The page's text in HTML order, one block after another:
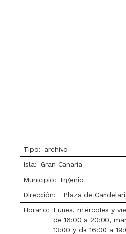
Tipo:
archivo
Isla: Gran Canaria
Municipio:
Ingenio
Dirección:
Plaza de
Horario:
Lunes, miércoles y
de 16:00 a 20:00,
13:00 y de 16:00 a